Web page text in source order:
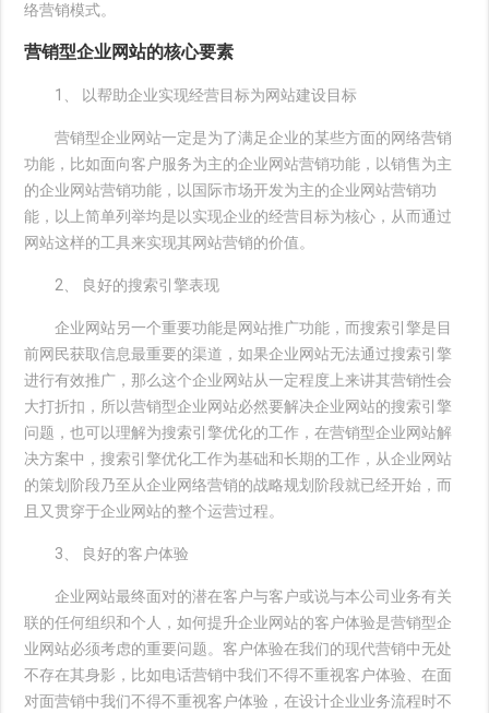
络营销模式。
营销型企业网站的核心要素
1、 以帮助企业实现经营目标为网站建设目标
营销型企业网站一定是为了满足企业的某些方面的网络营销
功能，比如面向客户服务为主的企业网站营销功能，以销售为主
的企业网站营销功能，以国际市场开发为主的企业网站营销功
能，以上简单列举均是以实现企业的经营目标为核心，从而通过
网站这样的工具来实现其网站营销的价值。
2、 良好的搜索引擎表现
企业网站另一个重要功能是网站推广功能，而搜索引擎是目
前网民获取信息最重要的渠道，如果企业网站无法通过搜索引擎
进行有效推广，那么这个企业网站从一定程度上来讲其营销性会
大打折扣，所以营销型企业网站必然要解决企业网站的搜索引擎
问题，也可以理解为搜索引擎优化的工作，在营销型企业网站解
决方案中，搜索引擎优化工作为基础和长期的工作，从企业网站
的策划阶段乃至从企业网络营销的战略规划阶段就已经开始，而
且又贯穿于企业网站的整个运营过程。
3、 良好的客户体验
企业网站最终面对的潜在客户与客户或说与本公司业务有关
联的任何组织和个人，如何提升企业网站的客户体验是营销型企
业网站必须考虑的重要问题。客户体验在我们的现代营销中无处
不存在其身影，比如电话营销中我们不得不重视客户体验、在面
对面营销中我们不得不重视客户体验，在设计企业业务流程时不